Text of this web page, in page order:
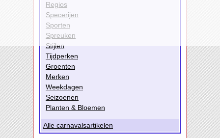
Regios
Specerijen
Sporten
Spreuken
Stijlen
Tijdperken
Groenten
Merken
Weekdagen
Seizoenen
Planten & Bloemen
Alle carnavalsartikelen